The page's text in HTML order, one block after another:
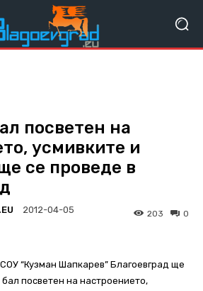
посветен на
усмивките и
се проведе в
2012-04-05 0
203
“Кузман Шапкарев” Благоевград ще
посветен на настроението,